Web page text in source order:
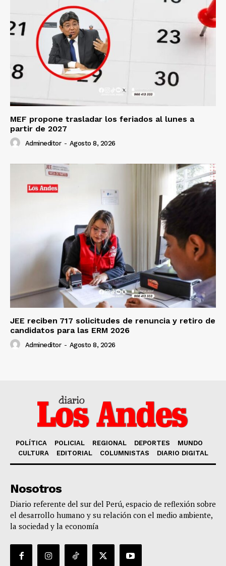
MEF propone trasladar los feriados al lunes a
partir de 2027
Admineditor - Agosto 8, 2026
JEE reciben 717 solicitudes de renuncia y retiro de
candidatos para las ERM 2026
Admineditor - Agosto 8, 2026
POLÍTICA POLICIAL REGIONAL DEPORTES
MUNDO
CULTURA
EDITORIAL COLUMNISTAS DIARIO DIGITAL
Nosotros
Diario referente del sur del Perú, espacio de reflexión sobre
el desarrollo humano y su relación con el medio ambiente,
la sociedad y la economía